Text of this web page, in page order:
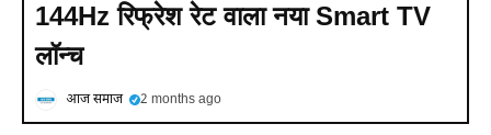
144Hz रिफ्रेश रेट वाला नया Smart TV
लॉन्च
आज समाज 2 months ago